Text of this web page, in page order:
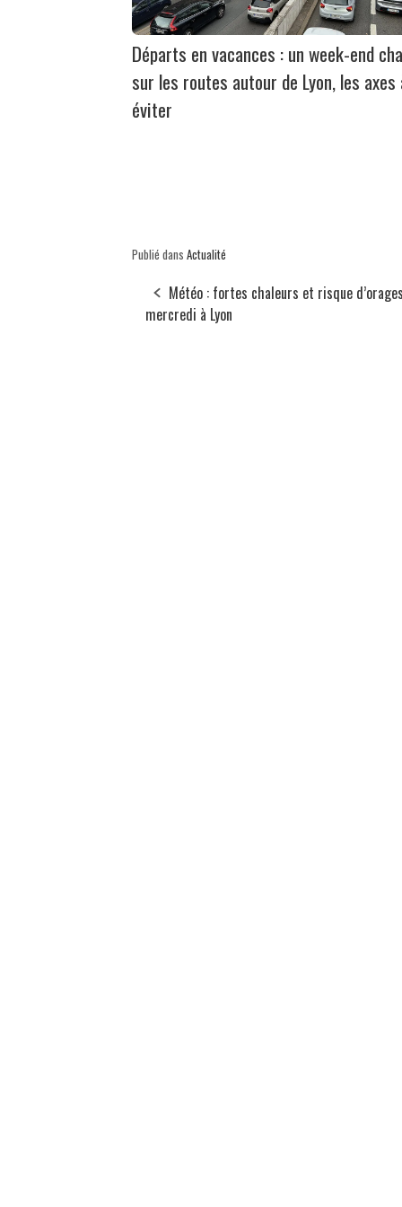
Départs en vacances : un week-end
sur les routes autour de Lyon, les axes
éviter
Publié dans Actualité
Météo : fortes chaleurs et risque
mercredi à Lyon